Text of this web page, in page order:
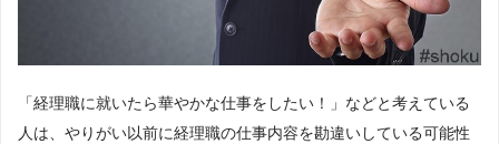
「経理職に就いたら華やかな仕事をしたい！」などと考えている
人は、やりがい以前に経理職の仕事内容を勘違いしている可能性